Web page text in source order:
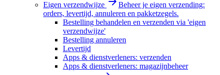
Eigen verzendwijze
Beheer je eigen verzending:
orders, levertijd, annuleren en pakketzegels.
Bestelling behandelen en verzenden via 'eigen
verzendwijze'
Bestelling annuleren
Levertijd
Apps & dienstverleners: verzenden
Apps & dienstverleners: magazijnbeheer